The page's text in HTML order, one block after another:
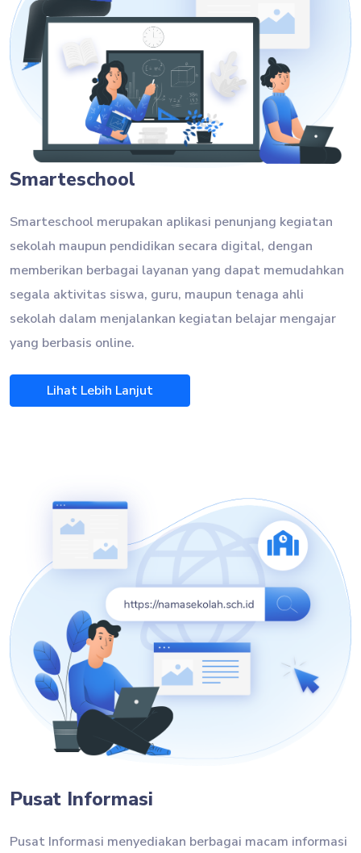
Smarteschool
Smarteschool merupakan aplikasi penunjang kegiatan
sekolah maupun pendidikan secara digital, dengan
memberikan berbagai layanan yang dapat memudahkan
segala aktivitas siswa, guru, maupun tenaga ahli
sekolah dalam menjalankan kegiatan belajar mengajar
yang berbasis online.
Lihat Lebih Lanjut
Pusat Informasi
Pusat Informasi menyediakan berbagai macam informasi